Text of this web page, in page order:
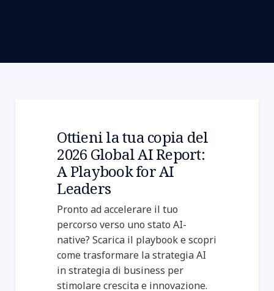
Ottieni la tua copia del
2026 Global AI Report:
A Playbook for AI
Leaders
Pronto ad accelerare il tuo
percorso verso uno stato AI-
native? Scarica il playbook e scopri
come trasformare la strategia AI
in strategia di business per
stimolare crescita e innovazione.